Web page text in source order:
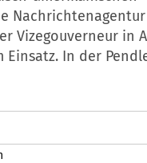
Vizegouverneur in
Einsatz. In der